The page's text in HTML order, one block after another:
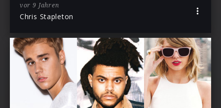
vor 9 Jahren
Chris Stapleton